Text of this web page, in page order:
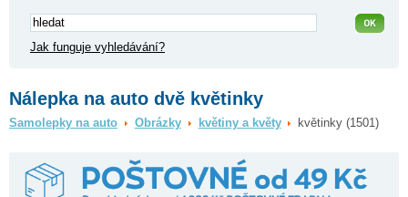
Jak funguje vyhledávání?
Nálepka na auto dvě květinky
Samolepky na auto Obrázky květiny a květy květinky (1501)